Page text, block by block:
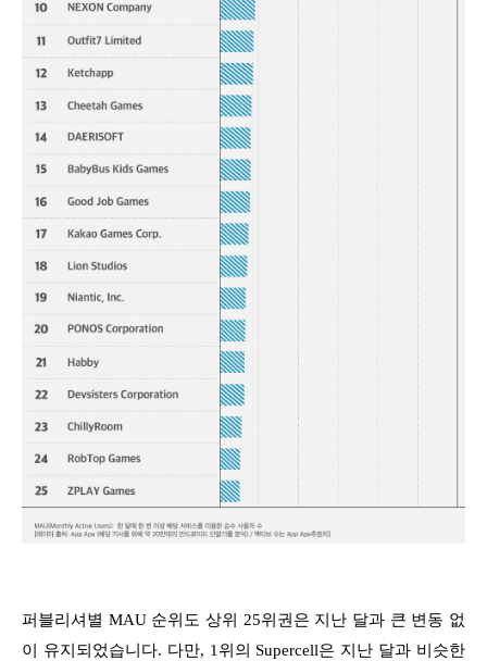
퍼블리셔별 MAU 순위도 상위 25위권은 지난 달과 큰 변동 없
이 유지되었습니다. 다만, 1위의 Supercell은 지난 달과 비슷한